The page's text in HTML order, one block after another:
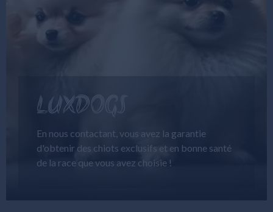
LUXDOGS
En nous contactant, vous avez la garantie
d'obtenir des chiots exclusifs et en bonne santé
de la race que vous avez choisie !